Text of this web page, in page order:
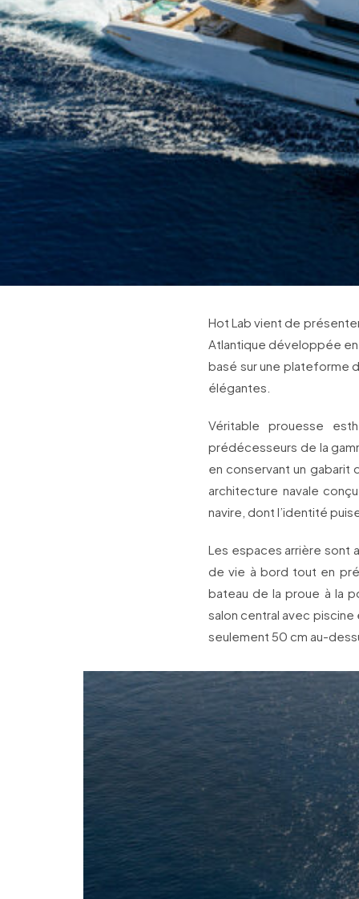
Hot Lab vient de
Atlantique développée en
basé sur une plateforme
élégantes.
Véritable prouesse
prédécesseurs de la
en conservant un gabarit
architecture navale
navire, dont l’identité
Les espaces arrière sont
de vie à bord tout en
bateau de la proue à la
salon central avec
seulement 50 cm au-